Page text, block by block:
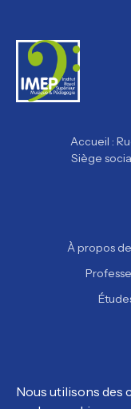
Accueil :
Siège
À propos de
Nous utilisons des